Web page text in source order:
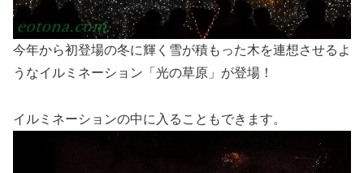
今年から初登場の冬に輝く雪が積もった木を連想させるよ
うなイルミネーション「光の草原」が登場！
イルミネーションの中に入ることもできます。